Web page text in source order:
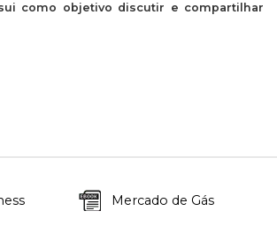
como objetivo discutir e compartilhar
Mercado de Gás